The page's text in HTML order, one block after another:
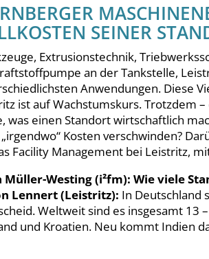
SEINER
Extrusionstechnik,
an der Tankstelle,
Anwendungen. Diese
ist auf Wachstumskurs. Trotzdem
was einen Standort wirtschaftlich
Kosten verschwinden?
Facility Management bei Leistritz,
Müller-Westing (i²fm): Wie viele
Lennert (Leistritz): In Deutschland
Weltweit sind es insgesamt 13
und Kroatien. Neu kommt Indien